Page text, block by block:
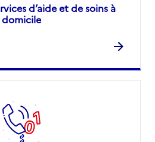
d’aide et de soins à
domicile